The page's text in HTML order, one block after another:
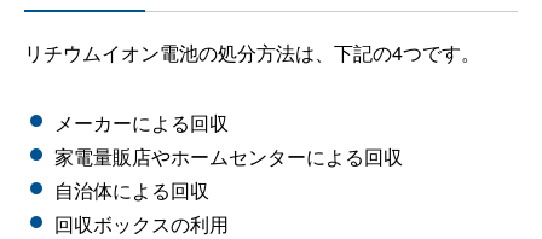
リチウムイオン電池の処分方法は、下記の4つです。
メーカーによる回収
家電量販店やホームセンターによる回収
自治体による回収
回収ボックスの利用